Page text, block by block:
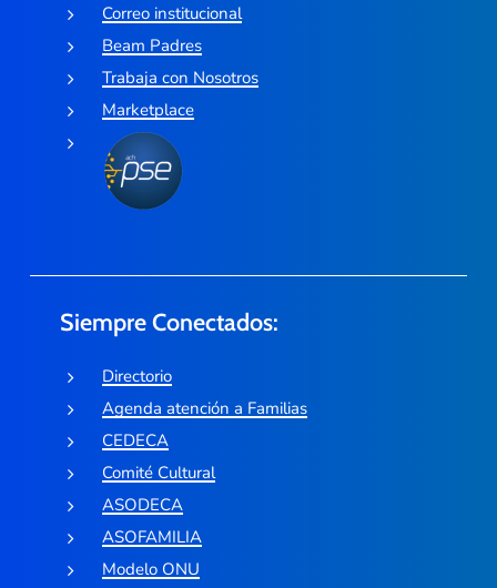
Correo institucional
Beam Padres
Trabaja con Nosotros
Marketplace
Siempre Conectados:
Directorio
Agenda atención a Familias
CEDECA
Comité Cultural
ASODECA
ASOFAMILIA
Modelo ONU